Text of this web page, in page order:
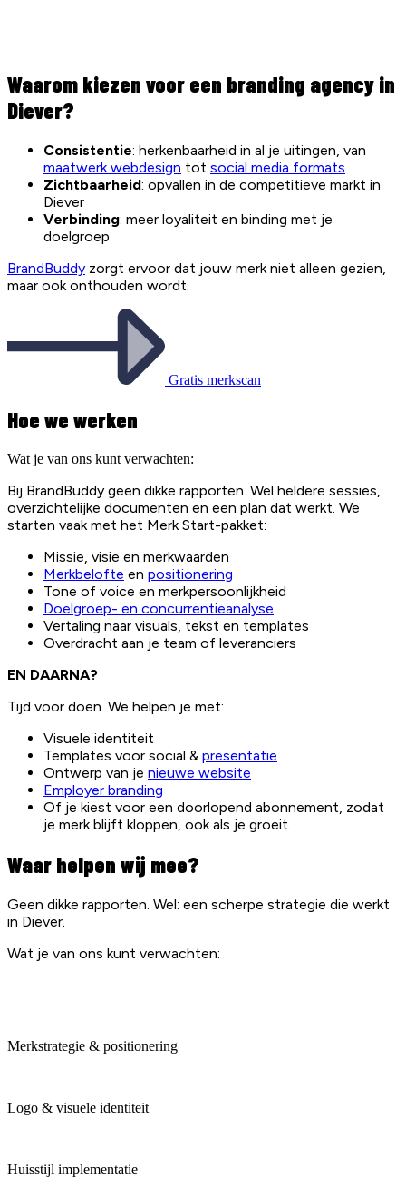
Waarom kiezen voor een branding agency in
Diever?
Consistentie: herkenbaarheid in al je uitingen, van
maatwerk webdesign tot social media formats
Zichtbaarheid: opvallen in de competitieve markt in
Diever
Verbinding: meer loyaliteit en binding met je
doelgroep
BrandBuddy zorgt ervoor dat jouw merk niet alleen gezien,
maar ook onthouden wordt.
Gratis merkscan
Hoe we werken
Wat je van ons kunt verwachten:
Bij BrandBuddy geen dikke rapporten. Wel heldere sessies,
overzichtelijke documenten en een plan dat werkt. We
starten vaak met het Merk Start-pakket:
Missie, visie en merkwaarden
Merkbelofte en positionering
Tone of voice en merkpersoonlijkheid
Doelgroep- en concurrentieanalyse
Vertaling naar visuals, tekst en templates
Overdracht aan je team of leveranciers
EN DAARNA?
Tijd voor doen. We helpen je met:
Visuele identiteit
Templates voor social & presentatie
Ontwerp van je nieuwe website
Employer branding
Of je kiest voor een doorlopend abonnement, zodat
je merk blijft kloppen, ook als je groeit.
Waar helpen wij mee?
Geen dikke rapporten. Wel: een scherpe strategie die werkt
in Diever.
Wat je van ons kunt verwachten:
Merkstrategie & positionering
Logo & visuele identiteit
Huisstijl implementatie